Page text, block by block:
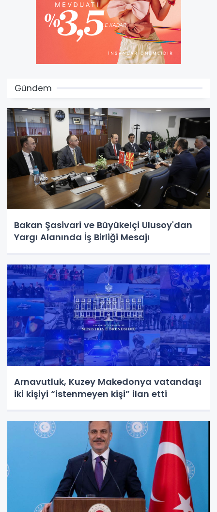
Gündem
Bakan Şasivari ve Büyükelçi Ulusoy'dan
Yargı Alanında İş Birliği Mesajı
Arnavutluk, Kuzey Makedonya vatandaşı
iki kişiyi “istenmeyen kişi” ilan etti